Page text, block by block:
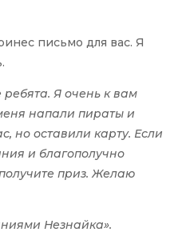
письмо для вас. Я
Я очень к вам
напали пираты и
но оставили карту. Если
и благополучно
приз. Желаю
Незнайка».